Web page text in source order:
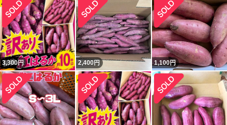
3,300円 2,400円 1,100円